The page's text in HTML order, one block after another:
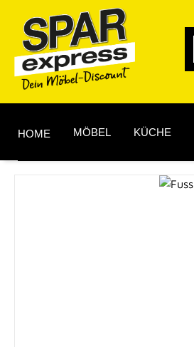
Hauptinhalt springen
Zur Suche springen
Zur Hauptnavigation springen
HOME MÖBEL KÜCHE